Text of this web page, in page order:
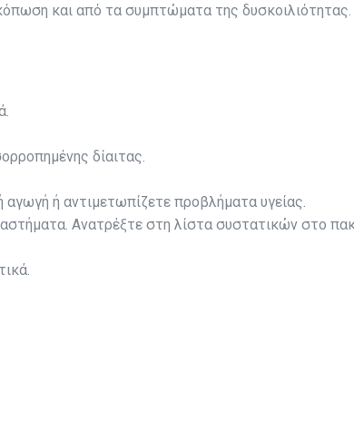
και από τα συμπτώματα της δυσκοιλιότητας.
δίαιτας.
ή αντιμετωπίζετε προβλήματα υγείας.
Ανατρέξτε στη λίστα συστατικών στο